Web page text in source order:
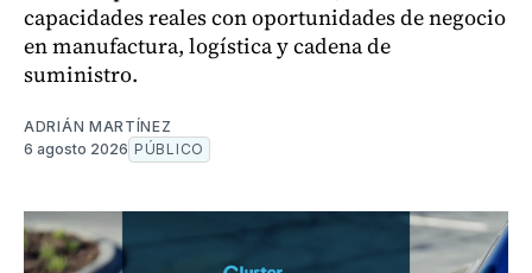
capacidades reales con oportunidades de negocio
en manufactura, logística y cadena de
suministro.
ADRIÁN MARTÍNEZ
6 agosto 2026 PÚBLICO